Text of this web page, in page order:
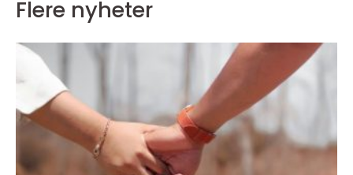
Flere nyheter